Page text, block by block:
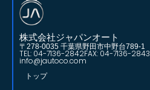
株式会社ジャパンオート
〒278-0035 千葉県野田市中野台789-1
TEL: 04-7136-2842FAX: 04-7136-2843
info@jautoco.com
トップ